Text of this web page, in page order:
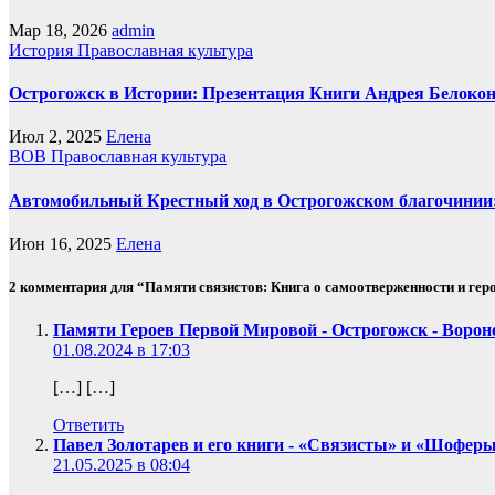
Мар 18, 2026 admin
История Православная культура
Острогожск в Истории: Презентация Книги Андрея
Июл 2, 2025 Елена
ВОВ Православная культура
Автомобильный Крестный ход в Острогожском
Июн 16, 2025 Елена
2 комментария для “Памяти связистов: Книга о самоотверженности и
Памяти Героев Первой Мировой - Острогожск -
01.08.2024 в 17:03
[…] […]
Ответить
Павел Золотарев и его книги - «Связисты» и
21.05.2025 в 08:04